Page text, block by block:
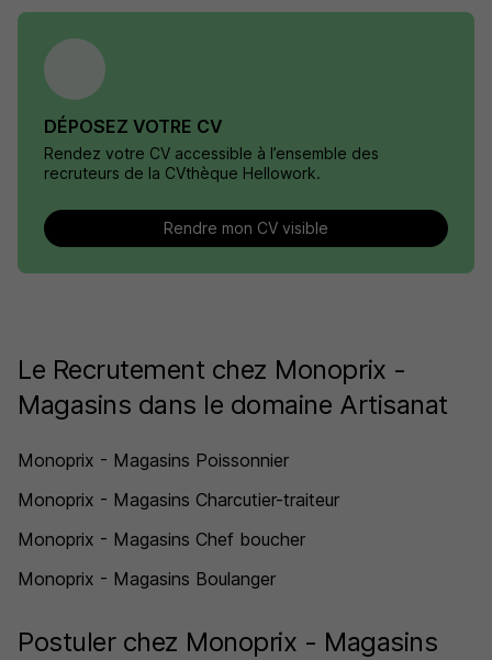
DÉPOSEZ VOTRE CV
Rendez votre CV accessible à l’ensemble des
recruteurs de la CVthèque Hellowork.
Rendre mon CV visible
Le Recrutement chez Monoprix -
Magasins dans le domaine Artisanat
Monoprix - Magasins Poissonnier
Monoprix - Magasins Charcutier-traiteur
Monoprix - Magasins Chef boucher
Monoprix - Magasins Boulanger
Postuler chez Monoprix - Magasins